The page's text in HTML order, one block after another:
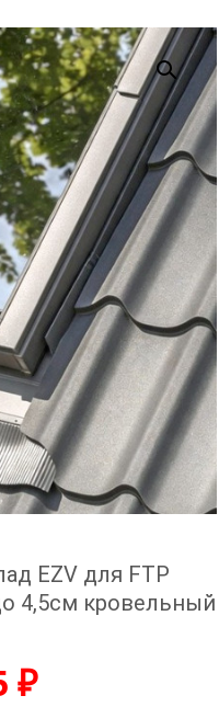
EZV для FTP
4,5см кровельный
₽